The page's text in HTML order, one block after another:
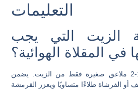
التعليمات
الزيت التي يجب
في المقلاة الهوائية؟
تتطلب معظم الوصفات 1-2 ملاعق صغيرة فقط من الزيت. يضمن